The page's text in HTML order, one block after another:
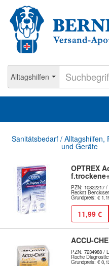
Sanitätsbedarf / Alltagshilfen,
und Geräte
OPTREX
PZN: 10822217
Reckitt
Grundpreis: €
11,99 €
ACCU-
PZN: 7234988 /
Roche
Grundpreis: €